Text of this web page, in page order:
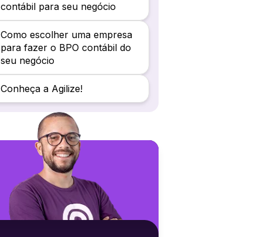
contábil para seu negócio
Como escolher uma empresa
para fazer o BPO contábil do
seu negócio
Conheça a Agilize!